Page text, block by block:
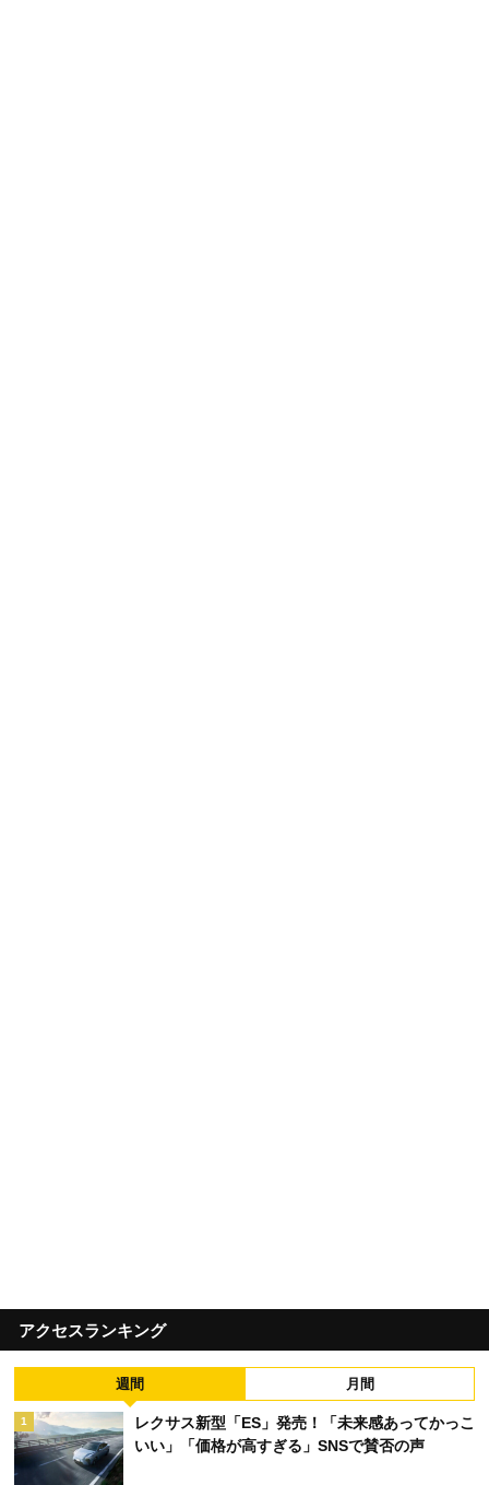
アクセスランキング
週間 月間
1
レクサス新型「ES」発売！「未来感あってかっこ
いい」「価格が高すぎる」SNSで賛否の声